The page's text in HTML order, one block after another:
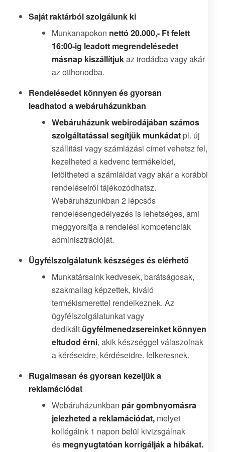
Saját raktárból szolgálunk ki
Munkanapokon nettó 20.000,- Ft felett
16:00-ig leadott megrendelésedet
másnap kiszállítjukaz irodádba vagy akár
az otthonodba.
Rendelésedet könnyen és gyorsan
leadhatod a webáruházunkban
Webáruházunk webirodájában számos
szolgáltatással segítjük munkádatpl. új
szállítási vagy számlázási címet vehetsz fel,
kezelheted a kedvenc termékeidet,
letöltheted a számláidat vagy akár a korábbi
rendeléseiről tájékozódhatsz.
Webáruházunkban 2 lépcsős
rendelésengedélyezés is lehetséges, ami
meggyorsítja a rendelési kompetenciák
adminisztrációját.
Ügyfélszolgálatunk készséges és elérhető
Munkatársaink kedvesek, barátságosak,
szakmailag képzettek, kiváló
termékismerettel rendelkeznek. Az
ügyfélszolgálatunkat vagy
dedikáltügyfélmenedzsereinket könnyen
eltudod érni, akik készséggel válaszolnak
a kéréseidre, kérdéseidre. felkeresnek.
Rugalmasan és gyorsan kezeljük a
reklamációdat
Webáruházunkban pár gombnyomásra
jelezheted a reklamációdat,melyet
kollégáink 1 napon belül kivizsgálnak
és megnyugtatóan korrigálják a hibákat.